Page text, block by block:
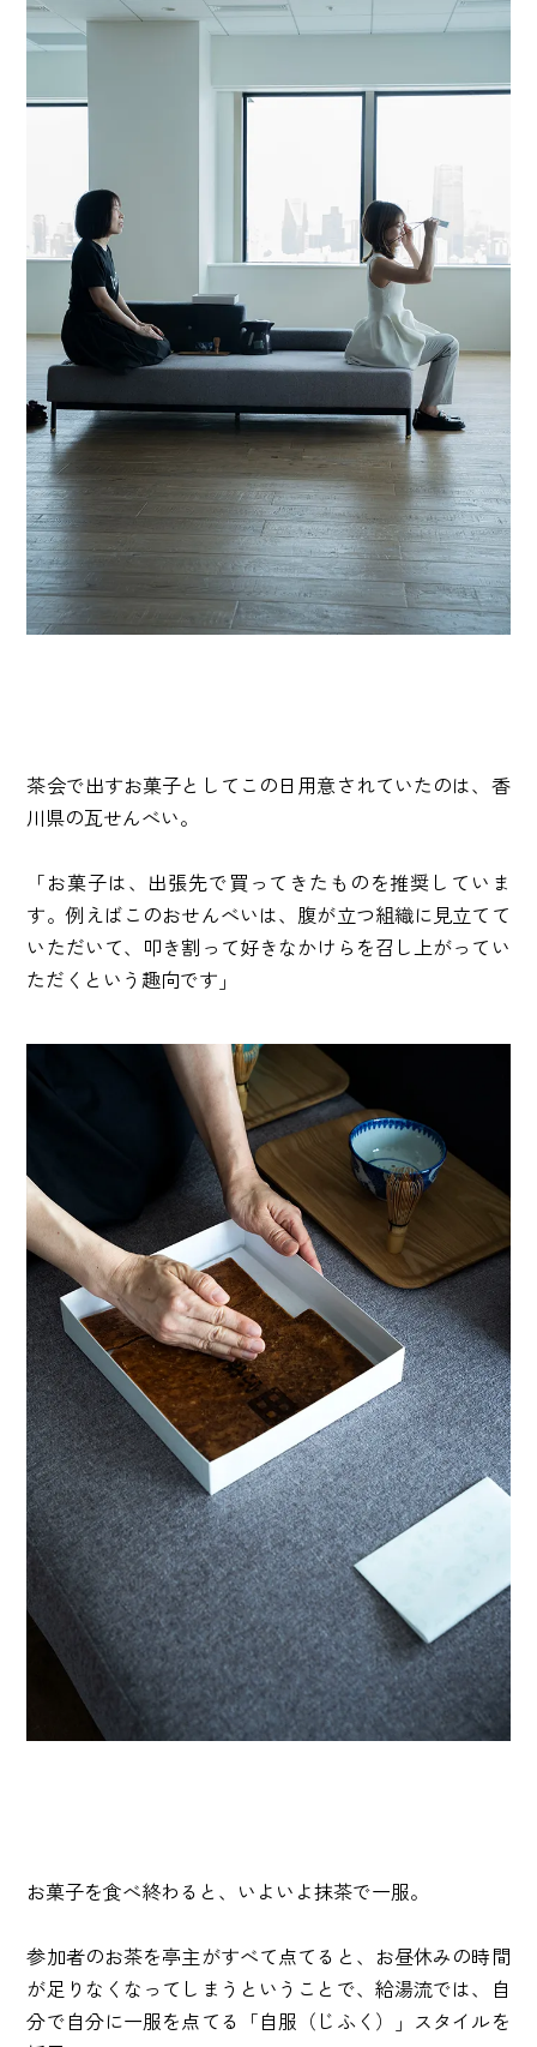
茶会で出すお菓子としてこの日用意されていたのは、香
川県の瓦せんべい。
「お菓子は、出張先で買ってきたものを推奨していま
す。例えばこのおせんべいは、腹が立つ組織に見立てて
いただいて、叩き割って好きなかけらを召し上がってい
ただくという趣向です」
お菓子を食べ終わると、いよいよ抹茶で一服。
参加者のお茶を亭主がすべて点てると、お昼休みの時間
が足りなくなってしまうということで、給湯流では、自
分で自分に一服を点てる「自服（じふく）」スタイルを